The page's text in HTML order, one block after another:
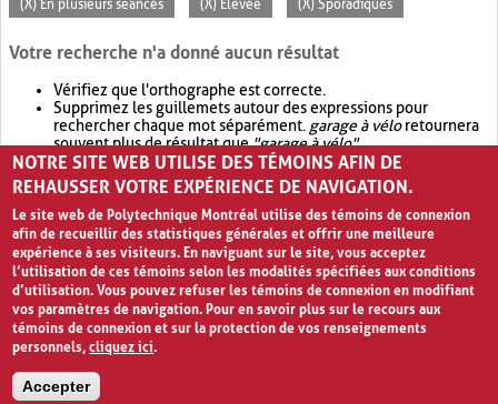
(X) En plusieurs séances (X) Élevée (X) Sporadiques
Votre recherche n'a donné aucun résultat
Vérifiez que l'orthographe est correcte.
Supprimez les guillemets autour des expressions pour
rechercher chaque mot séparément. garage à véloretournera
souvent plus de résultat que"garage à vélo".
Envisagez d'élargir votre recherche avec OR.garage OR vélo
retournera souvent plus de résultat quegarage à vélo
NOTRE SITE WEB UTILISE DES TÉMOINS AFIN DE
REHAUSSER VOTRE EXPÉRIENCE DE NAVIGATION.
Le site web de Polytechnique Montréal utilise des témoins de connexion
afin de recueillir des statistiques générales et offrir une meilleure
expérience à ses visiteurs. En naviguant sur le site, vous acceptez
l’utilisation de ces témoins selon les modalités spécifiées aux conditions
d’utilisation. Vous pouvez refuser les témoins de connexion en modifiant
vos paramètres de navigation. Pour en savoir plus sur le recours aux
témoins de connexion et sur la protection de vos renseignements
personnels,cliquez ici.
Accepter